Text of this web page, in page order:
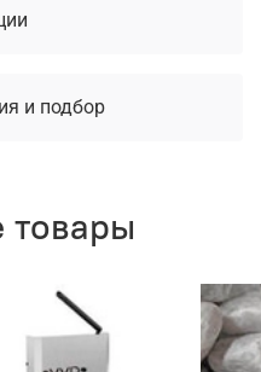
и подбор
товары